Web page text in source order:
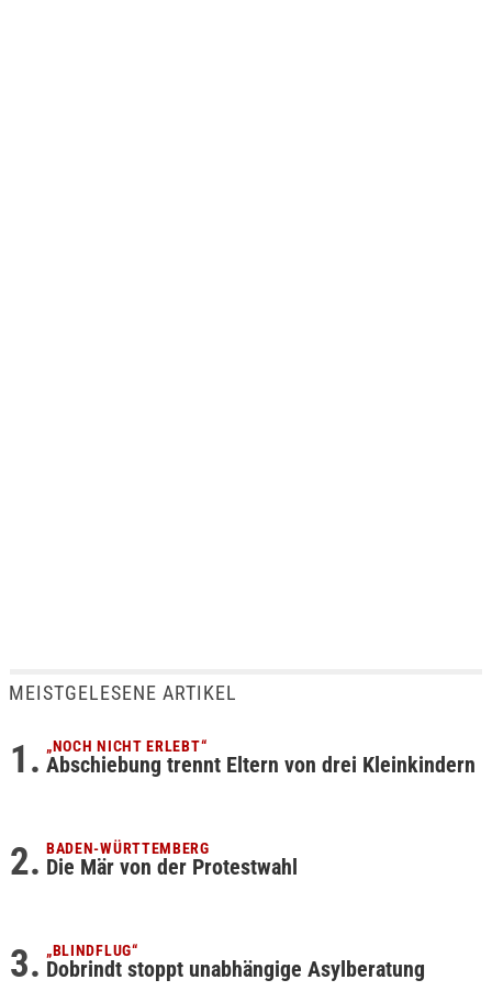
MEISTGELESENE ARTIKEL
„NOCH NICHT ERLEBT“
Abschiebung trennt Eltern von drei Kleinkindern
BADEN-WÜRTTEMBERG
Die Mär von der Protestwahl
„BLINDFLUG“
Dobrindt stoppt unabhängige Asylberatung